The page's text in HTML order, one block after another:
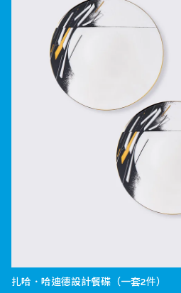
扎哈．哈迪德設計餐碟（一套2件）